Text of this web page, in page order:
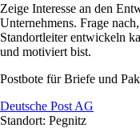
Zeige Interesse an den
Unternehmens. Frage
Standortleiter entwickeln
und motiviert bist.
Postbote für Briefe und
Deutsche Post AG
Standort: Pegnitz